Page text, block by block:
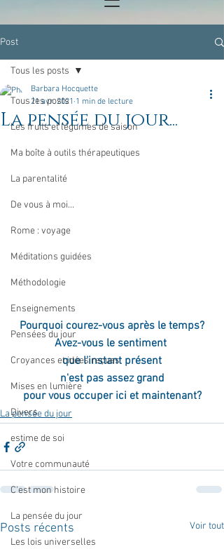
Post
Tous les posts
Les fruits et légumes de saison
Ma boîte à outils thérapeutiques
La parentalité
De vous à moi...
Rome : voyage
Méditations guidées
Méthodologie
Enseignements
Pensées du jour
Croyances et idées reçues
Mises en lumière
Divers
estime de soi
Votre communauté
C'est mon histoire
La pensée du jour
Les lois universelles
Tous les posts
La pensée du jour...
Barbara Hocquette
21 avr. 2021 1 min de lecture
Pourquoi courez-vous après le temps?
Avez-vous le sentiment
que l'instant présent
n'est pas assez grand
pour vous occuper ici et maintenant?
La pensée du jour
Posts récents Voir tout